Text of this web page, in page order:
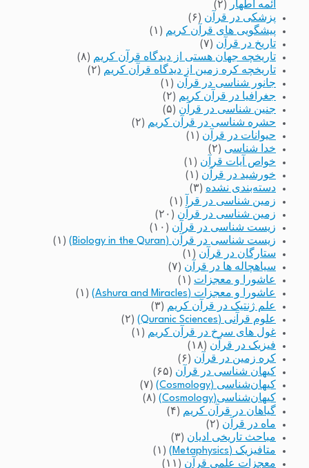
ائمه اطهار
(۲)
پزشکی در قرآن (۶)
پیشگویی های قرآن کریم (۱)
تاریخ در قرآن (۷)
تاریخچه جهان هستی از دیدگاه قرآن کریم (۸)
تاریخچه کره زمین از دیدگاه قرآن کریم (۲)
جانور شناسی در قرآن (۱)
جغرافیا در قرآن کریم (۲)
جنین شناسی در قرآن (۵)
حشره شناسی در قرآن کریم (۲)
حیوانات در قرآن (۱)
خدا شناسی (۲)
خواص آیات قرآن (۱)
خورشید در قرآن (۱)
دسته‌بندی نشده (۳)
زمین شناسی در قرآ
(۱)
زمین شناسی در قرآن (۲۰)
زیست شناسی در قرآن (۱۰)
زیست شناسی در قرآن (Biology in the Quran)
(۱)
ستارگان در قرآن (۱)
سیاهچاله ها در قرآن (۷)
عاشورا و معجزات (۱)
عاشورا و معجزات (Ashura and Miracles)
(۱)
علم ژنتیک در قرآن کریم (۳)
علوم قرآنی (Quranic Sciences)
(۲)
غول های سرخ در قرآن کریم (۱)
فیزیک در قرآن (۱۸)
کره زمین در قرآن (۶)
کیهان شناسی در قرآن (۶۵)
کیهان‌شناسی (Cosmology)
(۷)
کیهان‌شناسی(Cosmology)
(۸)
گیاهان در قرآن کریم (۴)
ماه در قرآن (۲)
مباحث تاریخی ادیان (۳)
متافیزیک (Metaphysics)
(۱)
معجزات علمی قرآن (۱۱)